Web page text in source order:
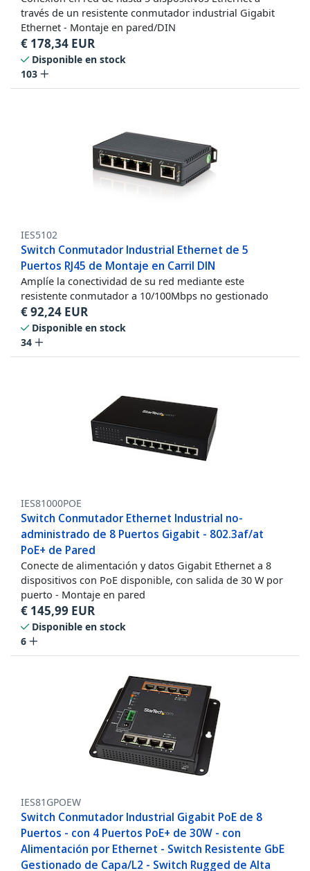
través de un resistente conmutador industrial Gigabit
Ethernet - Montaje en pared/DIN
€ 178,34 EUR
Disponible en stock
103
IES5102
Switch Conmutador Industrial Ethernet de 5
Puertos RJ45 de Montaje en Carril DIN
Amplíe la conectividad de su red mediante este
resistente conmutador a 10/100Mbps no gestionado
€92,24 EUR
Disponible en stock
34
IES81000POE
Switch Conmutador Ethernet Industrial no-
administrado de 8 Puertos Gigabit - 802.3af/at
PoE+ de Pared
Conecte de alimentación y datos Gigabit Ethernet a 8
dispositivos con PoE disponible, con salida de 30 W por
puerto - Montaje en pared
€ 145,99 EUR
Disponible en stock
6
IES81GPOEW
Switch Conmutador Industrial Gigabit PoE de 8
Puertos - con 4 Puertos PoE+ de 30W - con
Alimentación por Ethernet - Switch Resistente GbE
Gestionado de Capa/L2 - Switch Rugged de Alta